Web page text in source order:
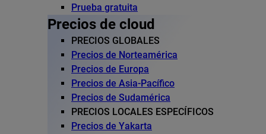
Prueba gratuita
Precios de cloud
PRECIOS GLOBALES
Precios de Norteamérica
Precios de Europa
Precios de Asia-Pacífico
Precios de Sudamérica
PRECIOS LOCALES ESPECÍFICOS
Precios de Yakarta